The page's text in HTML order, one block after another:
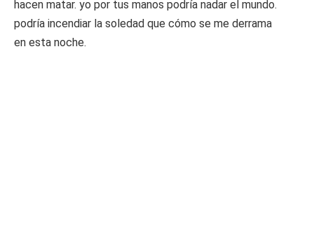
hacen matar. yo por tus manos podría nadar el mundo.
podría incendiar la soledad que cómo se me derrama
en esta noche.